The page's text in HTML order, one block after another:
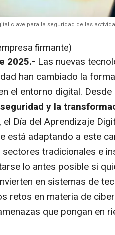
clave para la seguridad de las
firmante)
2025.- Las nuevas
han cambiado la
el entorno digital. Desde
y la
el Día del Aprendizaje
está adaptando a este
tradicionales e
lo antes posible si
en sistemas de
retos en materia de
que pongan en